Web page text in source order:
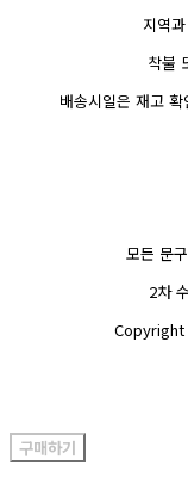
지역
착불
배송시일은 재고
모든 문
2차
구매하기